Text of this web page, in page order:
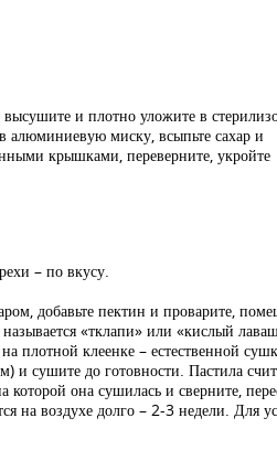
и плотно уложите в
алюминиевую миску, всыпьте сахар и
крышками, переверните, укройте
– по вкусу.
добавьте пектин и проварите,
«тклапи» или «кислый
плотной клеенке – естественной
и сушите до готовности. Пастила
которой она сушилась и сверните,
на воздухе долго – 2-3 недели. Для